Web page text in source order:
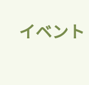
イベント